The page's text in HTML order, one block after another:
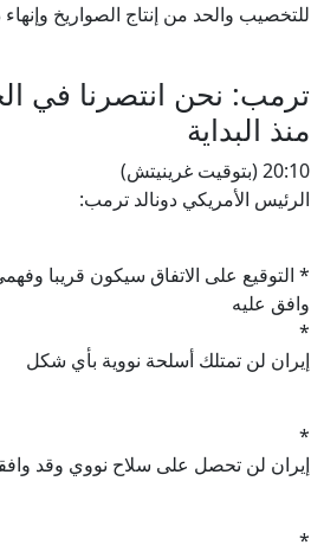
للتخصيب والحد من إنتاج الصواريخ وإنهاء
ترمب: نحن انتصرنا في
منذ البداية
20:10 (بتوقيت غرينيتش)
الرئيس الأمريكي دونالد ترمب:
* التوقيع على الاتفاق سيكون قريبا
وافق عليه
*
إيران لن تمتلك أسلحة نووية بأي شكل
*
إيران لن تحصل على سلاح نووي وقد
*